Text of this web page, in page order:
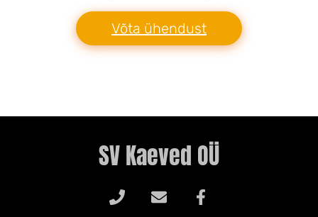
Võta ühendust
SV Kaeved OÜ